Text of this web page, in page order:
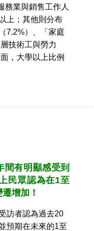
務業與銷售工作人
上；其他則分布
7.2%）、「家庭
技術工與勞力
，大學以上比例
間有明顯感受到
民眾認為在1至
增加！
訪者認為過去20
預期在未來的1至